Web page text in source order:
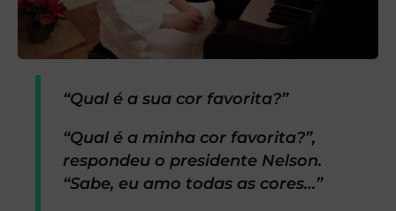
“Qual é a sua cor favorita?”
“Qual é a minha cor favorita?”,
respondeu o presidente Nelson.
“Sabe, eu amo todas as cores…”